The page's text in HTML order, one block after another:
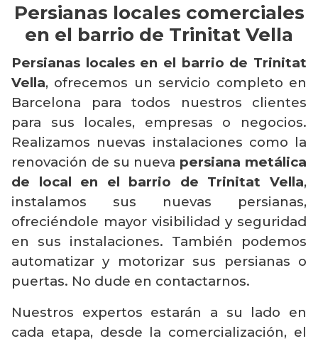
Persianas locales comerciales
en el barrio de Trinitat Vella
Persianas locales en el barrio de Trinitat
Vella, ofrecemos un servicio completo en
Barcelona para todos nuestros clientes
para sus locales, empresas o negocios.
Realizamos nuevas instalaciones como la
renovación de su nueva persiana metálica
de local en el barrio de Trinitat Vella,
instalamos sus nuevas persianas,
ofreciéndole mayor visibilidad y seguridad
en sus instalaciones. También podemos
automatizar y motorizar sus persianas o
puertas. No dude en contactarnos.
Nuestros expertos estarán a su lado en
cada etapa, desde la comercialización, el